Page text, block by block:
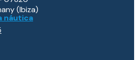
náutica
(Ibiza)